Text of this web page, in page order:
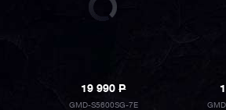
19 990P
GMD-S5600SG-7E